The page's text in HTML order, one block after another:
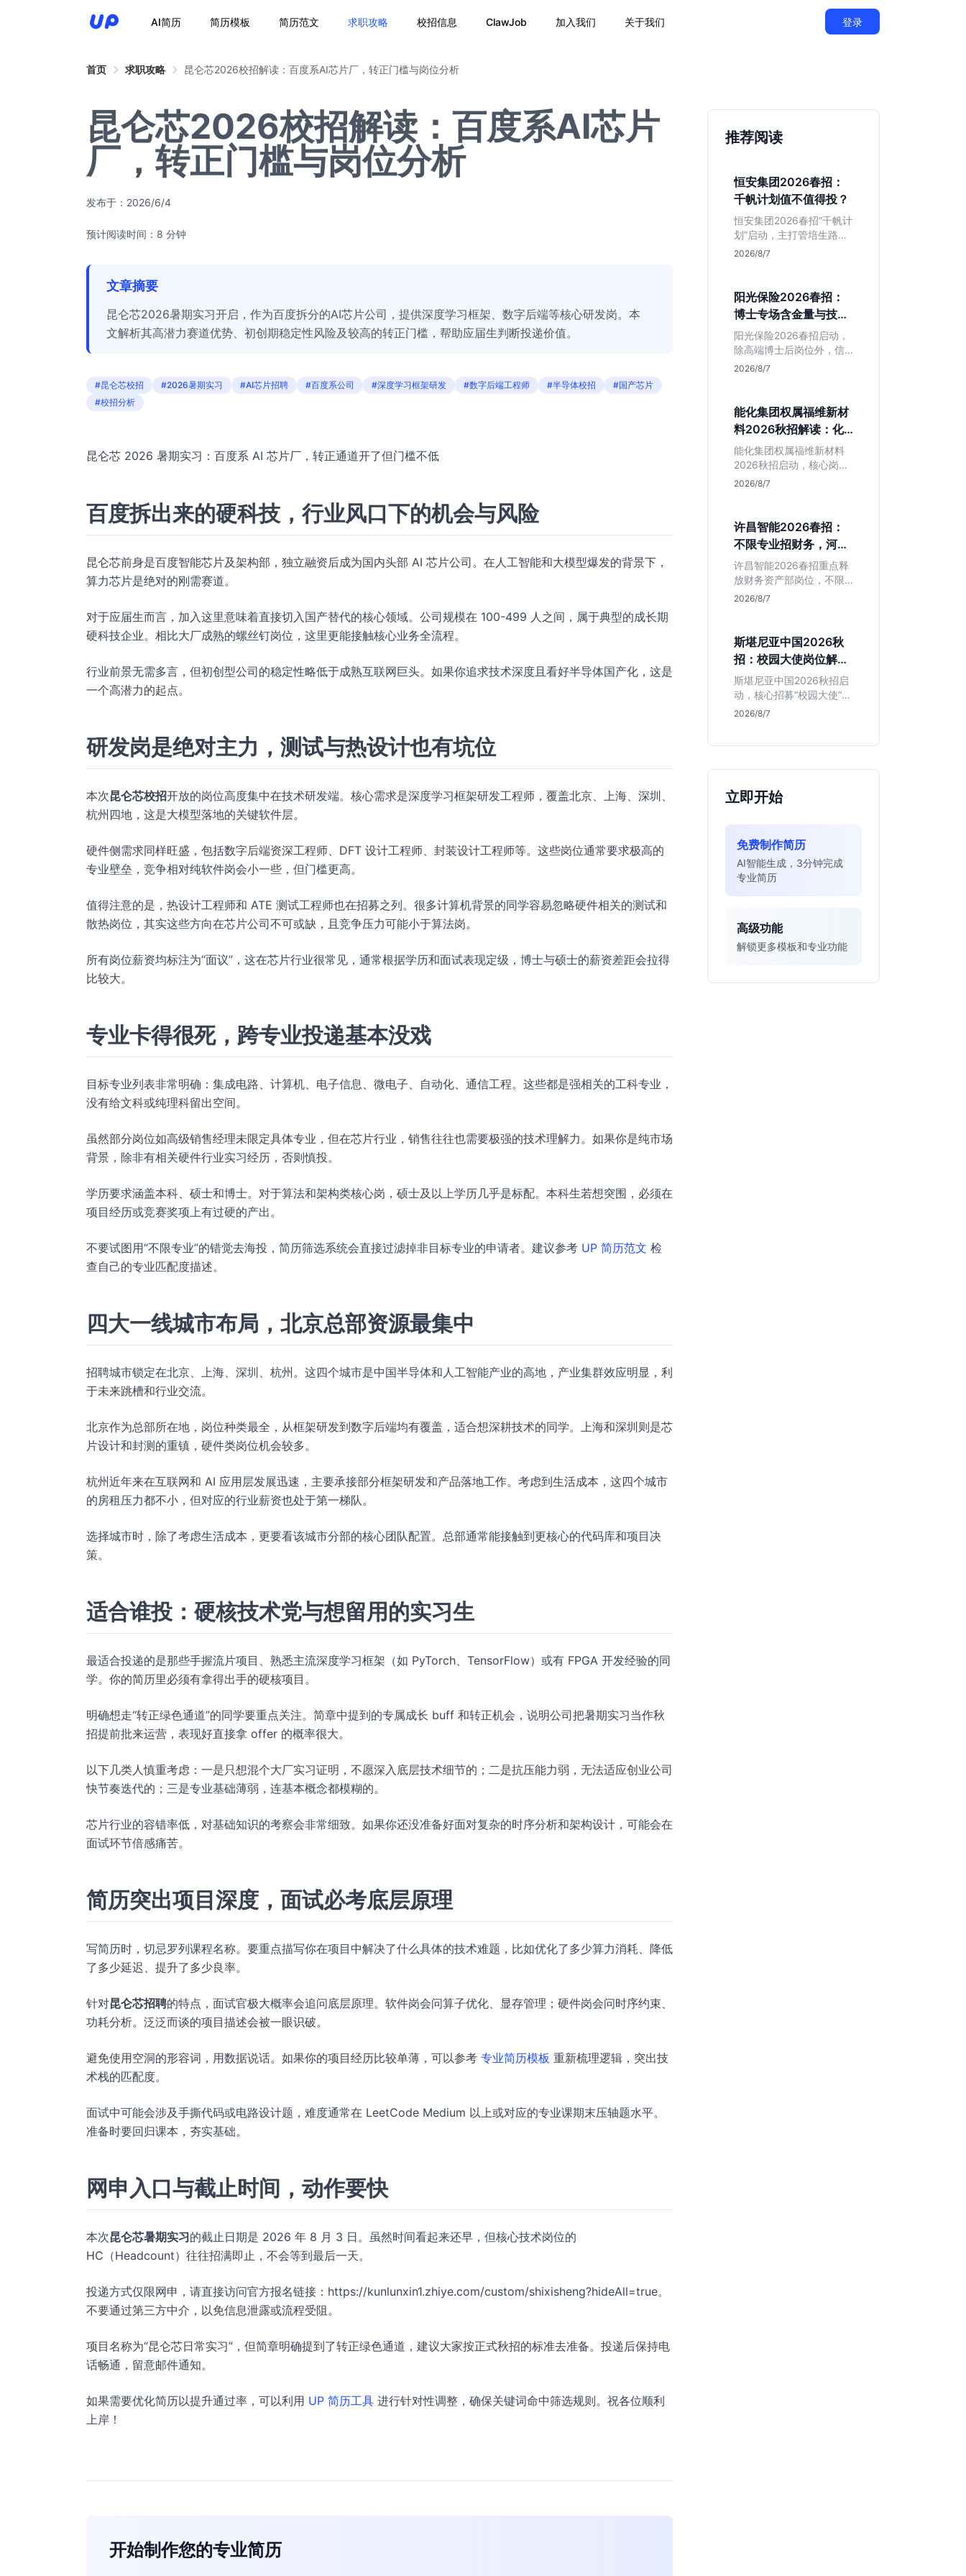
AI简历 简历模板 简历范文 求职攻略 校招信息 ClawJob 加入我们 关于我们 登录
首页 求职攻略 昆仑芯2026校招解读：百度系AI芯片厂，转正门槛与岗位分析
昆仑芯2026校招解读：百度系AI芯片
厂，转正门槛与岗位分析
发布于： 2026/6/4
预计阅读时间：8 分钟
文章摘要
昆仑芯2026暑期实习开启，作为百度拆分的AI芯片公司，提供深度学习框架、数字后端等核心研发岗。本
文解析其高潜力赛道优势、初创期稳定性风险及较高的转正门槛，帮助应届生判断投递价值。
#昆仑芯校招 #2026暑期实习 #AI芯片招聘 #百度系公司 #深度学习框架研发 #数字后端工程师 #半导体校招
#国产芯片
#校招分析
昆仑芯 2026 暑期实习：百度系 AI 芯片厂，转正通道开了但门槛不低
百度拆出来的硬科技，行业风口下的机会与风险
昆仑芯前身是百度智能芯片及架构部，独立融资后成为国内头部 AI 芯片公司。在人工智能和大模型爆发的背景下，
算力芯片是绝对的刚需赛道。
对于应届生而言，加入这里意味着直接切入国产替代的核心领域。公司规模在 100-499 人之间，属于典型的成长期
硬科技企业。相比大厂成熟的螺丝钉岗位，这里更能接触核心业务全流程。
行业前景无需多言，但初创型公司的稳定性略低于成熟互联网巨头。如果你追求技术深度且看好半导体国产化，这是
一个高潜力的起点。
研发岗是绝对主力，测试与热设计也有坑位
本次昆仑芯校招开放的岗位高度集中在技术研发端。核心需求是深度学习框架研发工程师，覆盖北京、上海、深圳、
杭州四地，这是大模型落地的关键软件层。
硬件侧需求同样旺盛，包括数字后端资深工程师、DFT 设计工程师、封装设计工程师等。这些岗位通常要求极高的
专业壁垒，竞争相对纯软件岗会小一些，但门槛更高。
值得注意的是，热设计工程师和 ATE 测试工程师也在招募之列。很多计算机背景的同学容易忽略硬件相关的测试和
散热岗位，其实这些方向在芯片公司不可或缺，且竞争压力可能小于算法岗。
所有岗位薪资均标注为“面议”，这在芯片行业很常见，通常根据学历和面试表现定级，博士与硕士的薪资差距会拉得
比较大。
专业卡得很死，跨专业投递基本没戏
目标专业列表非常明确：集成电路、计算机、电子信息、微电子、自动化、通信工程。这些都是强相关的工科专业，
没有给文科或纯理科留出空间。
虽然部分岗位如高级销售经理未限定具体专业，但在芯片行业，销售往往也需要极强的技术理解力。如果你是纯市场
背景，除非有相关硬件行业实习经历，否则慎投。
学历要求涵盖本科、硕士和博士。对于算法和架构类核心岗，硕士及以上学历几乎是标配。本科生若想突围，必须在
项目经历或竞赛奖项上有过硬的产出。
不要试图用“不限专业”的错觉去海投，简历筛选系统会直接过滤掉非目标专业的申请者。建议参考 UP 简历范文 检
查自己的专业匹配度描述。
四大一线城市布局，北京总部资源最集中
招聘城市锁定在北京、上海、深圳、杭州。这四个城市是中国半导体和人工智能产业的高地，产业集群效应明显，利
于未来跳槽和行业交流。
北京作为总部所在地，岗位种类最全，从框架研发到数字后端均有覆盖，适合想深耕技术的同学。上海和深圳则是芯
片设计和封测的重镇，硬件类岗位机会较多。
杭州近年来在互联网和 AI 应用层发展迅速，主要承接部分框架研发和产品落地工作。考虑到生活成本，这四个城市
的房租压力都不小，但对应的行业薪资也处于第一梯队。
选择城市时，除了考虑生活成本，更要看该城市分部的核心团队配置。总部通常能接触到更核心的代码库和项目决
策。
适合谁投：硬核技术党与想留用的实习生
最适合投递的是那些手握流片项目、熟悉主流深度学习框架（如 PyTorch、TensorFlow）或有 FPGA 开发经验的同
学。你的简历里必须有拿得出手的硬核项目。
明确想走“转正绿色通道”的同学要重点关注。简章中提到的专属成长 buff 和转正机会，说明公司把暑期实习当作秋
招提前批来运营，表现好直接拿 offer 的概率很大。
以下几类人慎重考虑：一是只想混个大厂实习证明，不愿深入底层技术细节的；二是抗压能力弱，无法适应创业公司
快节奏迭代的；三是专业基础薄弱，连基本概念都模糊的。
芯片行业的容错率低，对基础知识的考察会非常细致。如果你还没准备好面对复杂的时序分析和架构设计，可能会在
面试环节倍感痛苦。
简历突出项目深度，面试必考底层原理
写简历时，切忌罗列课程名称。要重点描写你在项目中解决了什么具体的技术难题，比如优化了多少算力消耗、降低
了多少延迟、提升了多少良率。
针对昆仑芯招聘的特点，面试官极大概率会追问底层原理。软件岗会问算子优化、显存管理；硬件岗会问时序约束、
功耗分析。泛泛而谈的项目描述会被一眼识破。
避免使用空洞的形容词，用数据说话。如果你的项目经历比较单薄，可以参考 专业简历模板 重新梳理逻辑，突出技
术栈的匹配度。
面试中可能会涉及手撕代码或电路设计题，难度通常在 LeetCode Medium 以上或对应的专业课期末压轴题水平。
准备时要回归课本，夯实基础。
网申入口与截止时间，动作要快
本次昆仑芯暑期实习的截止日期是 2026 年 8 月 3 日。虽然时间看起来还早，但核心技术岗位的
HC（Headcount）往往招满即止，不会等到最后一天。
投递方式仅限网申，请直接访问官方报名链接：https://kunlunxin1.zhiye.com/custom/shixisheng?hideAll=true。
不要通过第三方中介，以免信息泄露或流程受阻。
项目名称为“昆仑芯日常实习”，但简章明确提到了转正绿色通道，建议大家按正式秋招的标准去准备。投递后保持电
话畅通，留意邮件通知。
如果需要优化简历以提升通过率，可以利用 UP 简历工具 进行针对性调整，确保关键词命中筛选规则。祝各位顺利
上岸！
开始制作您的专业简历
推荐阅读
恒安集团2026春招：
千帆计划值不值得投？
恒安集团2026春招“千帆计
划”启动，主打管培生路
线。本文解析老牌快消巨
限，帮你判断是否值得投
递。
2026/8/7
阳光保险2026春招：
博士专场含金量与技术
岗捡漏指南
阳光保险2026春招启动，
除高端博士后岗位外，信
息技术部释放大量Java、
技术岗需求与投递价值，
助你快速判断是否值得
投。
2026/8/7
能化集团权属福维新材
料2026秋招解读：化
工材料生必看
能化集团权属福维新材料
2026秋招启动，核心岗位
集中在福建永安。本文解
点限制，助理工科生判断
是否值得投递。
2026/8/7
许昌智能2026春招：
不限专业招财务，河南
本地生值得冲吗？
许昌智能2026春招重点释
放财务资产部岗位，不限
专业。作为河南本地老牌
在本地积累工业场景经验
的应届生。
2026/8/7
斯堪尼亚中国2026秋
招：校园大使岗位解读
与投递指南
斯堪尼亚中国2026秋招启
动，核心招募“校园大使”而
非技术管培生。本文解析
你判断是否值得投递。
2026/8/7
立即开始
免费制作简历
AI智能生成，3分钟完成
专业简历
高级功能
解锁更多模板和专业功能